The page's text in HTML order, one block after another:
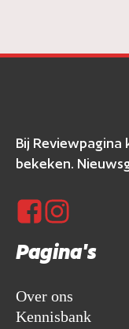
Bij
bekeken.
Pagina's
Over ons
Kennisbank